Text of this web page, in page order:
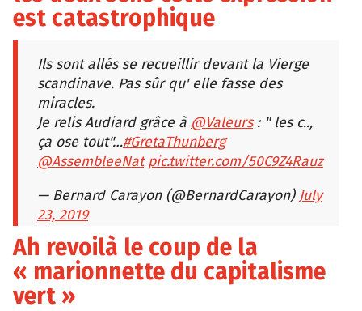
est catastrophique
Ils sont allés se recueillir devant la Vierge
scandinave. Pas sûr qu' elle fasse des
miracles.
Je relis Audiard grâce à @Valeurs: " les c..,
ça ose tout"…#GretaThunberg
@AssembleeNat pic.twitter.com/50C9Z4Rauz
— Bernard Carayon (@BernardCarayon) July
23, 2019
Ah revoilà le coup de la
« marionnette du capitalisme
vert »